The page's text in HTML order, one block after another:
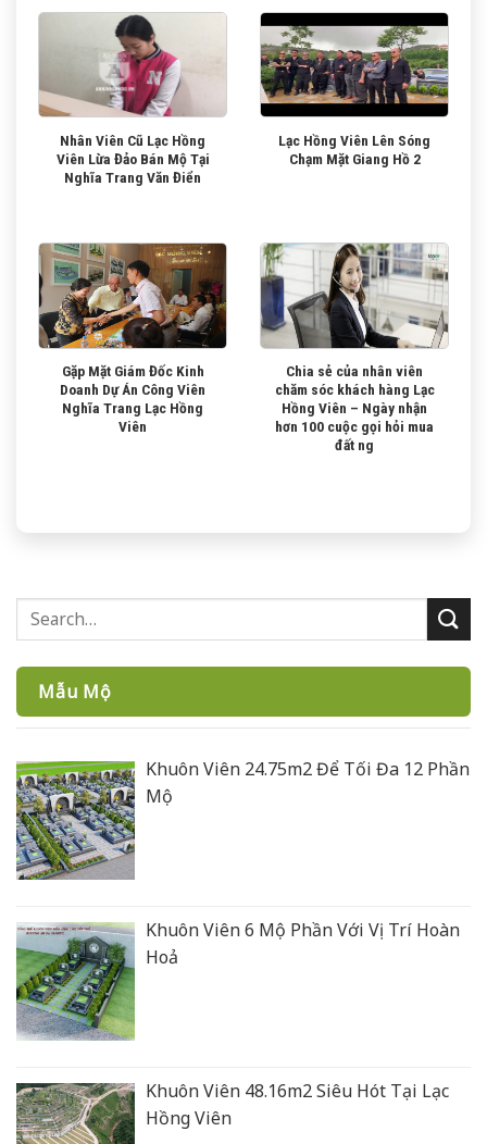
Nhân Viên Cũ Lạc Hồng
Viên Lừa Đảo Bán Mộ Tại
Nghĩa Trang Văn Điển
Lạc Hồng Viên Lên Sóng
Chạm Mặt Giang Hồ 2
Gặp Mặt Giám Đốc Kinh
Doanh Dự Án Công Viên
Nghĩa Trang Lạc Hồng
Viên
Chia sẻ của nhân viên
chăm sóc khách hàng Lạc
Hồng Viên – Ngày nhận
hơn 100 cuộc gọi hỏi mua
đất ng
Mẫu Mộ
Khuôn Viên 24.75m2 Để Tối Đa 12 Phần
Mộ
Khuôn Viên 6 Mộ Phần Với Vị Trí Hoàn
Hoả
Khuôn Viên 48.16m2 Siêu Hót Tại Lạc
Hồng Viên